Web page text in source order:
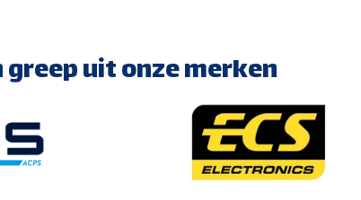
greep uit onze merken